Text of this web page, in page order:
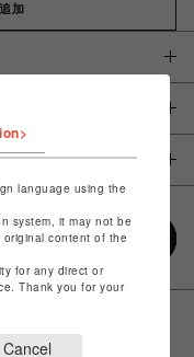
加
language using the
system, it may not be
content of the
for any direct or
Thank you for your
Cancel